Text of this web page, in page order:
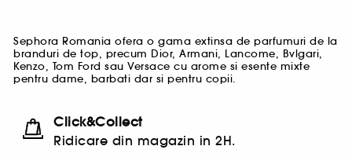
Sephora Romania ofera o gama extinsa de parfumuri de la
branduri de top, precum Dior, Armani, Lancome, Bvlgari,
Kenzo, Tom Ford sau Versace cu arome si esente mixte
pentru dame, barbati dar si pentru copii.
Click&Collect
Ridicare din magazin in 2H.